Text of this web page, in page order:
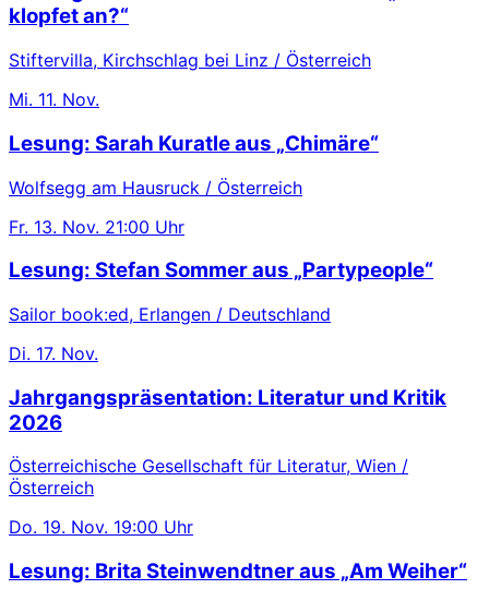
klopfet an?“
Stiftervilla, Kirchschlag bei Linz / Österreich
Mi. 11. Nov.
Lesung: Sarah Kuratle aus „Chimäre“
Wolfsegg am Hausruck / Österreich
Fr. 13. Nov. 21:00 Uhr
Lesung: Stefan Sommer aus „Partypeople“
Sailor book:ed, Erlangen / Deutschland
Di. 17. Nov.
Jahrgangspräsentation: Literatur und Kritik
2026
Österreichische Gesellschaft für Literatur, Wien /
Österreich
Do. 19. Nov. 19:00 Uhr
Lesung: Brita Steinwendtner aus „Am Weiher“